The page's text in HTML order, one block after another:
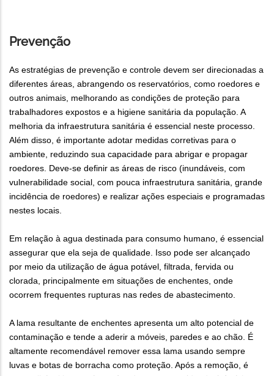
Prevenção
As estratégias de prevenção e controle devem ser direcionadas a
diferentes áreas, abrangendo os reservatórios, como roedores e
outros animais, melhorando as condições de proteção para
trabalhadores expostos e a higiene sanitária da população. A
melhoria da infraestrutura sanitária é essencial neste processo.
Além disso, é importante adotar medidas corretivas para o
ambiente, reduzindo sua capacidade para abrigar e propagar
roedores. Deve-se definir as áreas de risco (inundáveis, com
vulnerabilidade social, com pouca infraestrutura sanitária, grande
incidência de roedores) e realizar ações especiais e programadas
nestes locais.
Em relação à agua destinada para consumo humano, é essencial
assegurar que ela seja de qualidade. Isso pode ser alcançado
por meio da utilização de água potável, filtrada, fervida ou
clorada, principalmente em situações de enchentes, onde
ocorrem frequentes rupturas nas redes de abastecimento.
A lama resultante de enchentes apresenta um alto potencial de
contaminação e tende a aderir a móveis, paredes e ao chão. É
altamente recomendável remover essa lama usando sempre
luvas e botas de borracha como proteção. Após a remoção, é